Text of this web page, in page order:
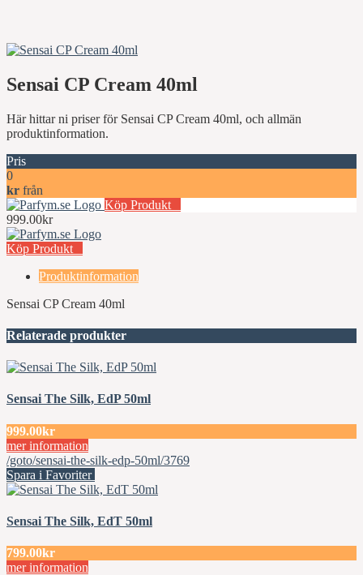
Sensai CP Cream 40ml
Här hittar ni priser för Sensai CP Cream 40ml, och allmän
produktinformation.
Pris
0
kr från
Köp Produkt
999.00kr
Köp Produkt
Produktinformation
Sensai CP Cream 40ml
Relaterade produkter
Sensai The Silk, EdP 50ml
999.00kr
mer information
/goto/sensai-the-silk-edp-50ml/3769
Spara i Favoriter
Sensai The Silk, EdT 50ml
799.00kr
mer information